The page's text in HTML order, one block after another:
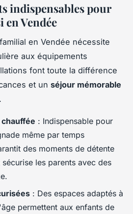
indispensables pour
Vendée
en Vendée nécessite
aux équipements
font toute la différence
et un séjour mémorable
: Indispensable pour
même par temps
des moments de détente
les parents avec des
: Des espaces adaptés à
permettent aux enfants de